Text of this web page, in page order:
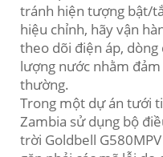
tránh hiện tượng bật/
hiệu chỉnh, hãy vận
theo dõi điện áp,
lượng nước nhằm
thường.
Trong một dự án tưới
Zambia sử dụng bộ
trời Goldbell